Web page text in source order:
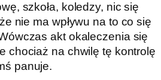
szkoła, koledzy, nic się
nie ma wpływu na to co się
akt okaleczenia się
chociaż na chwilę tę kontrolę
panuje.